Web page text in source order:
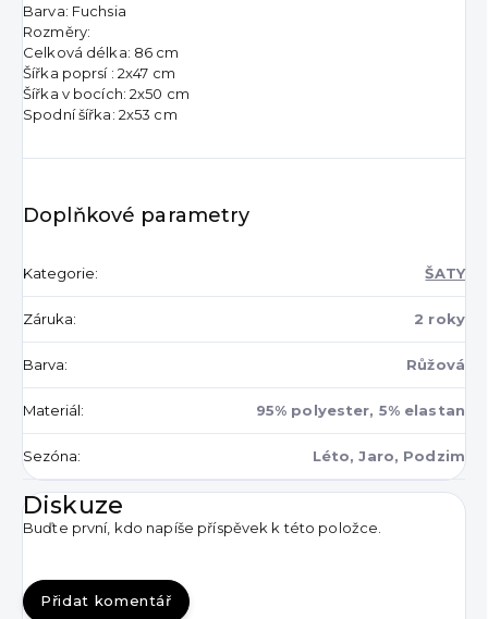
Barva: Fuchsia
Rozměry:
Celková délka: 86 cm
Šířka poprsí : 2x47 cm
Šířka v bocích: 2x50 cm
Spodní šířka: 2x53 cm
Doplňkové parametry
Kategorie: ŠATY
Záruka: 2 roky
Barva: Růžová
Materiál: 95% polyester, 5% elastan
Sezóna: Léto, Jaro, Podzim
Diskuze
Buďte první, kdo napíše příspěvek k této položce.
Přidat komentář